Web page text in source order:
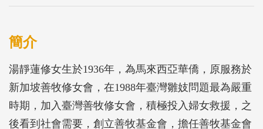
簡介
湯靜蓮修女生於1936年，為馬來西亞華僑，原服務於
新加坡善牧修女會，在1988年臺灣雛妓問題最為嚴重
時期，加入臺灣善牧修女會，積極投入婦女救援，之
後看到社會需要，創立善牧基金會，擔任善牧基金會